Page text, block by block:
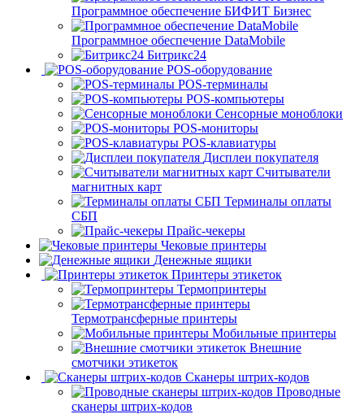
Программное обеспечение БИФИТ Бизнес
Программное обеспечение DataMobile
Битрикс24
POS-оборудование
POS-терминалы
POS-компьютеры
Сенсорные моноблоки
POS-мониторы
POS-клавиатуры
Дисплеи покупателя
Считыватели
магнитных карт
Терминалы оплаты
СБП
Прайс-чекеры
Чековые принтеры
Денежные ящики
Принтеры этикеток
Термопринтеры
Термотрансферные принтеры
Мобильные принтеры
Внешние
смотчики этикеток
Сканеры штрих-кодов
Проводные
сканеры штрих-кодов